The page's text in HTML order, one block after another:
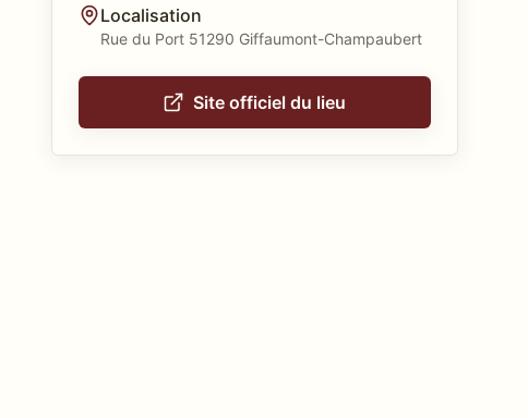
Localisation
Rue du Port 51290 Giffaumont-Champaubert
Site officiel du lieu